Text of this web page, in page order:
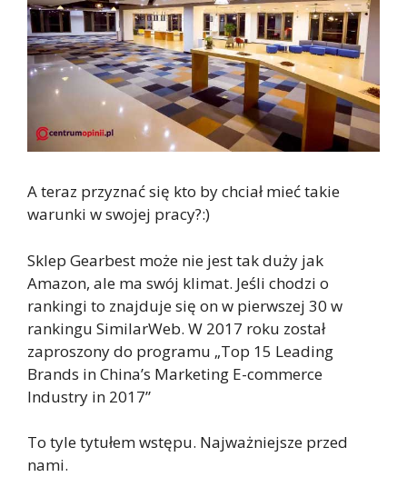
A teraz przyznać się kto by chciał mieć takie
warunki w swojej pracy?:)
Sklep Gearbest może nie jest tak duży jak
Amazon, ale ma swój klimat. Jeśli chodzi o
rankingi to znajduje się on w pierwszej 30 w
rankingu SimilarWeb. W 2017 roku został
zaproszony do programu „Top 15 Leading
Brands in China’s Marketing E-commerce
Industry in 2017”
To tyle tytułem wstępu. Najważniejsze przed
nami.